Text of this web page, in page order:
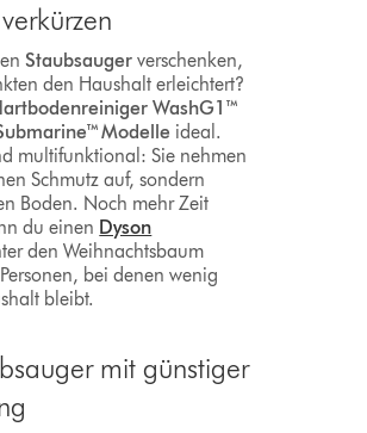
Staubsauger verschenken,
den Haushalt erleichtert?
WashG1™
Modelle ideal.
multifunktional: Sie nehmen
Schmutz auf, sondern
Boden. Noch mehr Zeit
du einen Dyson
den Weihnachtsbaum
bei denen wenig
bleibt.
mit günstiger